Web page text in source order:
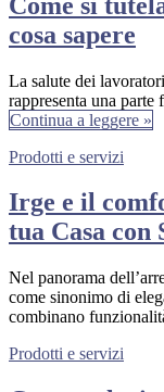
cosa sapere
La salute dei
rappresenta una
Continua a leggere »
Prodotti e servizi
Irge e il
tua Casa con
Nel panorama
come sinonimo di
combinano
Prodotti e servizi